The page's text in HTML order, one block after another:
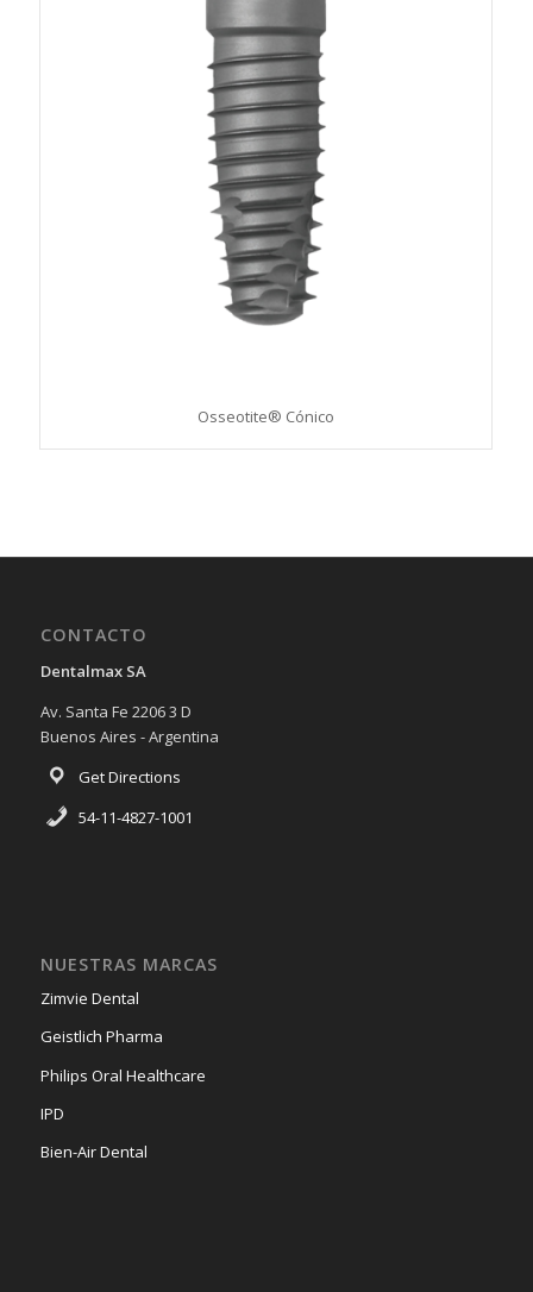
Osseotite® Cónico
CONTACTO
Dentalmax SA
Av. Santa Fe 2206 3 D
Buenos Aires - Argentina
Get Directions
54-11-4827-1001
NUESTRAS MARCAS
Zimvie Dental
Geistlich Pharma
Philips Oral Healthcare
IPD
Bien-Air Dental